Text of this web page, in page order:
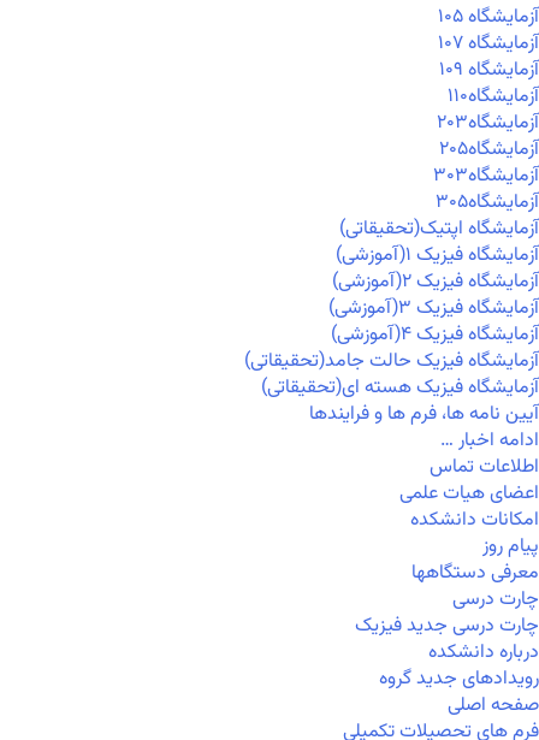
آزمايشگاه ۱۰۵
آزمايشگاه ۱۰۷
آزمايشگاه ۱۰۹
آزمايشگاه۱۱۰
آزمايشگاه۲۰۳
آزمايشگاه۲۰۵
آزمايشگاه۳۰۳
آزمايشگاه۳۰۵
آزمایشگاه اپتیک(تحقیقاتی)
آزمایشگاه فیزیک ۱(آموزشی)
آزمایشگاه فیزیک ۲(آموزشی)
آزمایشگاه فیزیک ۳(آموزشی)
آزمایشگاه فیزیک ۴(آموزشی)
آزمایشگاه فیزیک حالت جامد(تحقیقاتی)
آزمایشگاه فیزیک هسته ای(تحقیقاتی)
آیین نامه ها، فرم ها و فرایندها
ادامه اخبار …
اطلاعات تماس
اعضای هیات علمی
امکانات دانشکده
پیام روز
معرفی دستگاهها
چارت درسی
چارت درسی جدید فیزیک
درباره دانشکده
رویدادهای جدید گروه
صفحه اصلی
فرم های تحصیلات تکمیلی